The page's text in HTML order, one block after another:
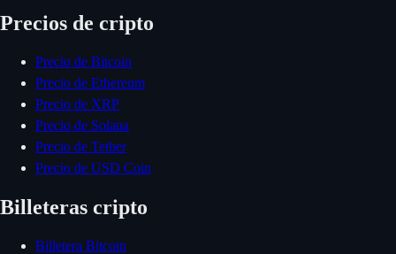
Precios de cripto
Precio de Bitcoin
Precio de Ethereum
Precio de XRP
Precio de Solana
Precio de Tether
Precio de USD Coin
Billeteras cripto
Billetera Bitcoin